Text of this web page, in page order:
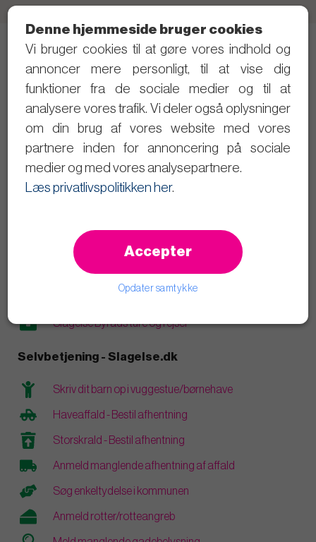
Telefon: 21 40 80 28 (Skriv gerne SMS først)
Følg med i det politiske arbejde
Dagsordener og referater
Se byrådsmøderne på video
Læs blogindlæg
Åbenhed og transparens
Slagelse Byråds ture og rejser
Selvbetjening - Slagelse.dk
Skriv dit barn op i vuggestue/børnehave
Haveaffald - Bestil afhentning
Storskrald - Bestil afhentning
Anmeld manglende afhentning af affald
Søg enkeltydelse i kommunen
Anmeld rotter/rotteangreb
Denne hjemmeside bruger cookies
Vi bruger cookies til at gøre vores indhold og
annoncer mere personligt, til at vise dig
funktioner fra de sociale medier og til at
analysere vores trafik. Vi deler også oplysninger
om din brug af vores website med vores
partnere inden for annoncering på sociale
medier og med vores analysepartnere.
Læs privatlivspolitikken her.
Accepter
Opdater samtykke